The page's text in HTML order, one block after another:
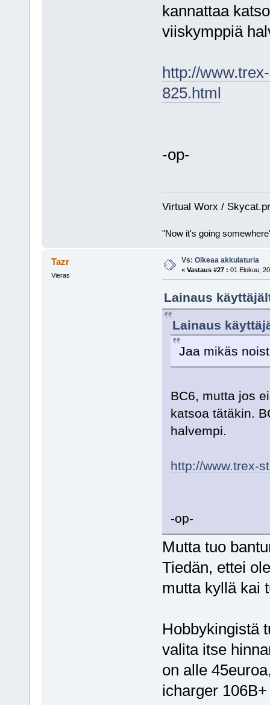
kannattaa
viiskymppiä
http://
825.html
-op-
Virtual Worx /
"Now it's going
Tazr
Vieras
Vs: Oikeaa akkulaturia
« Vastaus #27 : 01 Elokuu,
Lainaus
Lainaus
Jaa mikäs
BC6, mutta jos
katsoa tätäkin.
halvempi.
http://www.trex-
-op-
Mutta tuo
Tiedän, ettei
mutta kyllä kai
Hobbykingistä
valita itse
on alle
icharger